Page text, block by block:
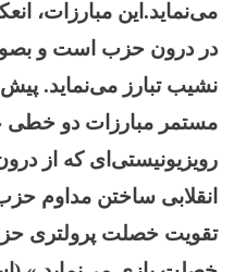
می‌نماید.این مبارزات،
در درون حزب است و
نشیب تبارز می‌نماید.
مستمر مبارزات دو خطی
رویزیونیستی‌ای که از
انقلابی ساختن مداوم
تقویت خصلت پرولتری